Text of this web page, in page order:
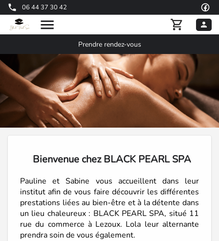
06 44 37 30 42
Prendre rendez-vous
Bienvenue chez BLACK PEARL SPA
Pauline et Sabine vous accueillent dans leur
institut afin de vous faire découvrir les différentes
prestations liées au bien-être et à la détente dans
un lieu chaleureux : BLACK PEARL SPA, situé 11
rue du commerce à Lezoux. Lola leur alternante
prendra soin de vous également.